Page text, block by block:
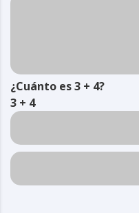
¿Cuánto es 3 + 4?
3 + 4